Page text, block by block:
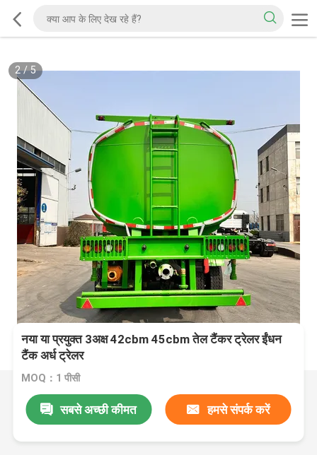
2/5
नया या प्रयुक्त 3अक्ष 42cbm 45cbm तेल टैंकर ट्रेलर ईंधन
टैंक अर्ध ट्रेलर
MOQ：1 पीसी
सबसे अच्छी कीमत हमसे संपर्क करें